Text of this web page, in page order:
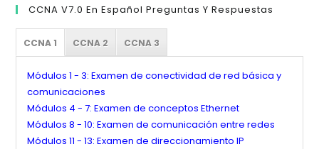
CCNA V7.0 En Español Preguntas Y Respuestas
CCNA 1 CCNA 2 CCNA 3
Módulos 1 - 3: Examen de conectividad de red básica y
comunicaciones
Módulos 4 - 7: Examen de conceptos Ethernet
Módulos 8 - 10: Examen de comunicación entre redes
Módulos 11 - 13: Examen de direccionamiento IP